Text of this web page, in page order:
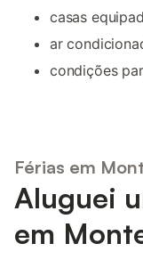
casas
ar
condições
Férias em
Aluguei
em